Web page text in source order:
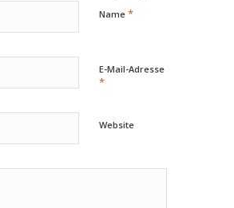
Name *
E-Mail-Adresse
*
Website